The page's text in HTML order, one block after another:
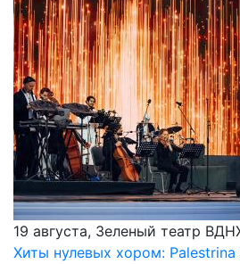
19 августа, Зеленый театр
Хиты нулевых хором: Palestrina